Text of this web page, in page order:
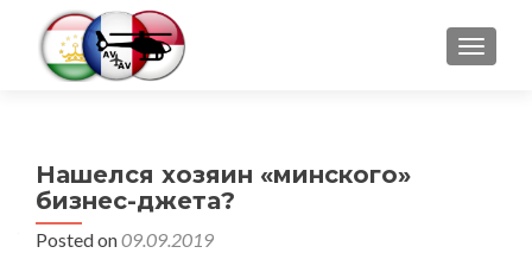
Нашелся хозяин «минского»
бизнес-джета?
Posted on09.09.2019